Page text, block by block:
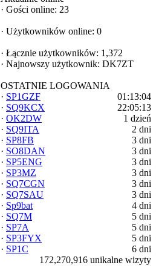
· Gości online: 23
· Użytkowników online: 0
· Łącznie użytkowników: 1,372
· Najnowszy użytkownik: DK7ZT
OSTATNIE LOGOWANIA
· SP1GZF
01:13:04
· SQ9KCX
22:05:13
· OK2DW
1 dzień
· SQ9ITA
2 dni
· SP8FB
3 dni
· SO8DAN
3 dni
· SP5ENG
3 dni
· SP3MZ
3 dni
· SQ7CGN
3 dni
· SQ7SAU
3 dni
· Sp9bat
4 dni
· SQ7M
5 dni
· SP7A
5 dni
· SP3FYX
5 dni
· SP1C
6 dni
172,270,916 unikalne wizyty